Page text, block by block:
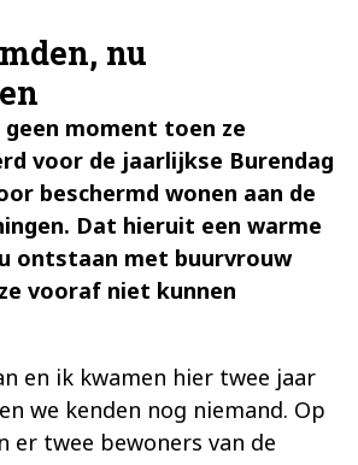
nu
moment toen ze
voor de jaarlijkse Burendag
beschermd wonen aan de
Dat hieruit een warme
ontstaan met buurvrouw
vooraf niet kunnen
en ik kwamen hier twee jaar
we kenden nog niemand. Op
er twee bewoners van de